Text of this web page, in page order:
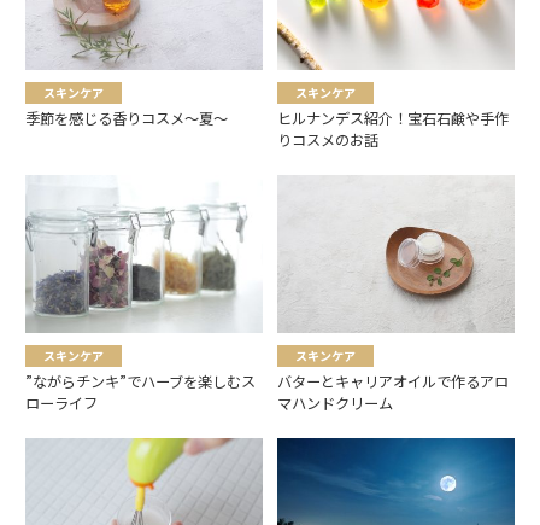
スキンケア
季節を感じる香りコスメ〜夏〜
スキンケア
ヒルナンデス紹介！宝石石鹸や手作
りコスメのお話
スキンケア
”ながらチンキ”でハーブを楽しむス
ローライフ
スキンケア
バターとキャリアオイルで作るアロ
マハンドクリーム